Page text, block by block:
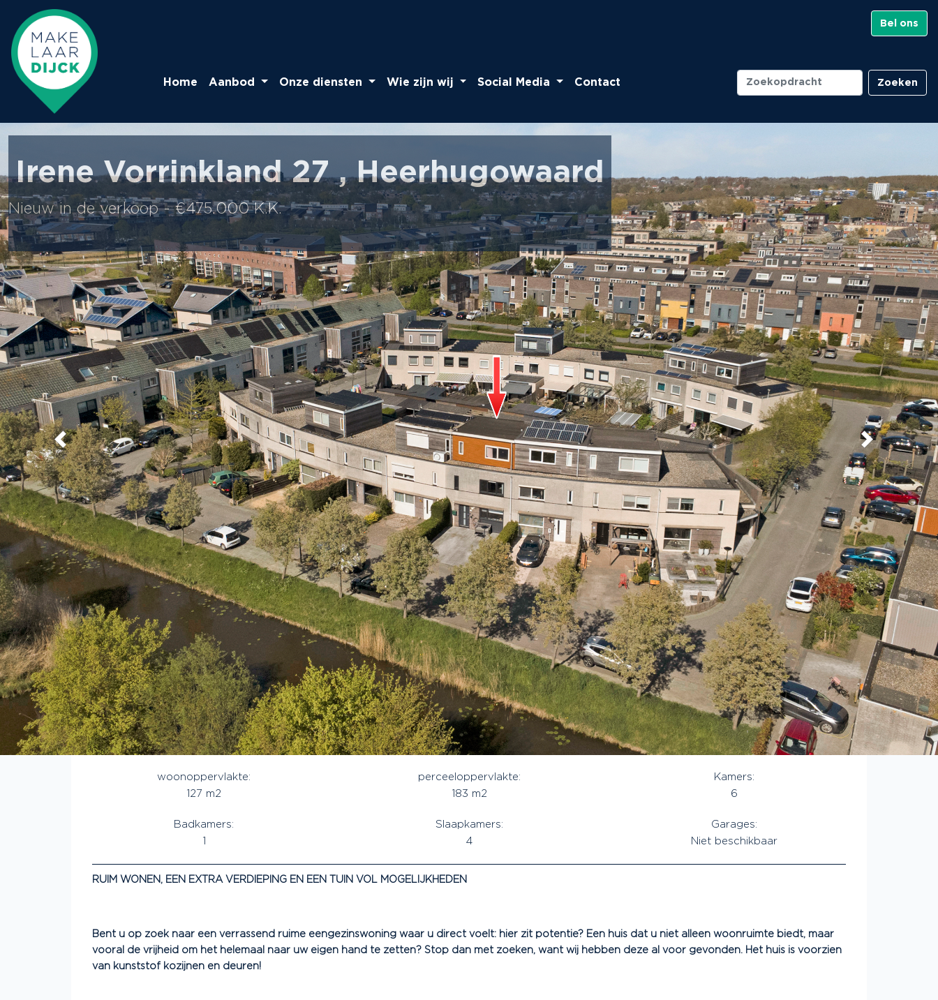
Bel ons
Home Aanbod Onze diensten Wie zijn wij Social Media Contact Zoeken
Irene Vorrinkland 27 , Heerhugowaard
Nieuw in de verkoop - €475.000 K.K.
woonoppervlakte:
127 m2
perceeloppervlakte:
183 m2
Kamers:
6
Badkamers:
1
Slaapkamers:
4
Garages:
Niet beschikbaar
RUIM WONEN, EEN EXTRA VERDIEPING EN EEN TUIN VOL MOGELIJKHEDEN
Bent u op zoek naar een verrassend ruime eengezinswoning waar u direct voelt: hier zit potentie? Een huis dat u niet alleen woonruimte biedt, maar
vooral de vrijheid om het helemaal naar uw eigen hand te zetten? Stop dan met zoeken, want wij hebben deze al voor gevonden. Het huis is voorzien
van kunststof kozijnen en deuren!